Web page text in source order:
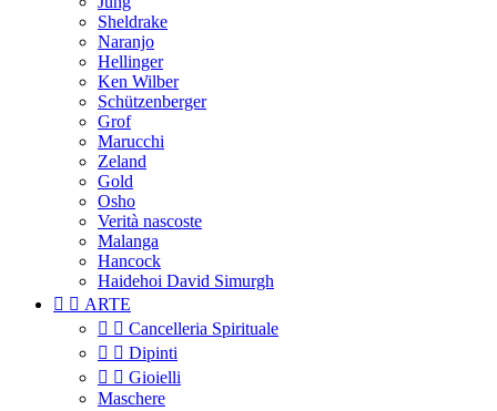
Sheldrake
Naranjo
Hellinger
Ken Wilber
Schützenberger
Grof
Marucchi
Zeland
Gold
Osho
Verità nascoste
Malanga
Hancock
Haidehoi David Simurgh
  ARTE
  Cancelleria Spirituale
  Dipinti
  Gioielli
Maschere